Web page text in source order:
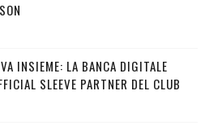
INSIEME: LA BANCA DIGITALE
SLEEVE PARTNER DEL CLUB